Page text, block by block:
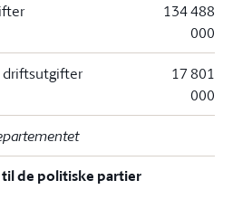
134 488
000
driftsutgifter
17 801
000
de politiske partier